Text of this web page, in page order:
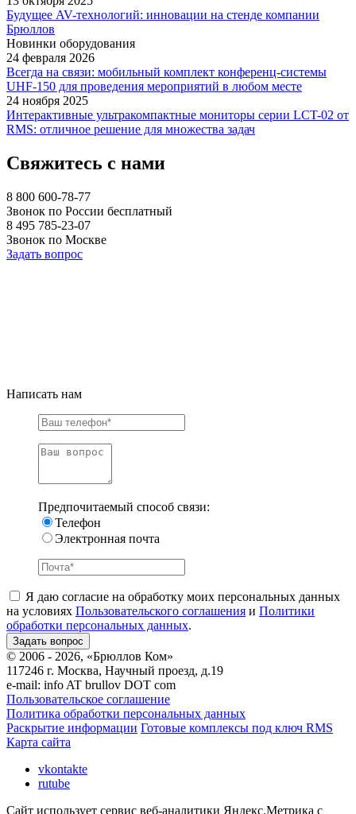
Будущее AV-технологий: инновации на стенде компании
Брюллов
Новинки оборудования
24 февраля 2026
Всегда на связи: мобильный комплект конференц-системы
UHF-150 для проведения мероприятий в любом месте
24 ноября 2025
Интерактивные ультракомпактные мониторы серии LCT-02 от
RMS: отличное решение для множества задач
Свяжитесь с нами
8 800 600-78-77
Звонок по России бесплатный
8 495 785-23-07
Звонок по Москве
Задать вопрос
Написать нам
Предпочитаемый способ связи:
Телефон
Электронная почта
Я даю согласие на обработку моих персональных данных
на условиях Пользовательского соглашения и Политики
обработки персональных данных.
© 2006 - 2026, «Брюллов Ком»
117246 г. Москва, Научный проезд, д.19
e-mail: info AT brullov DOT com
Пользовательское соглашение
Политика обработки персональных данных
Раскрытие информации Готовые комплексы под ключ RMS
Карта сайта
vkontakte
rutube
Сайт использует сервис веб-аналитики Яндекс.Метрика с